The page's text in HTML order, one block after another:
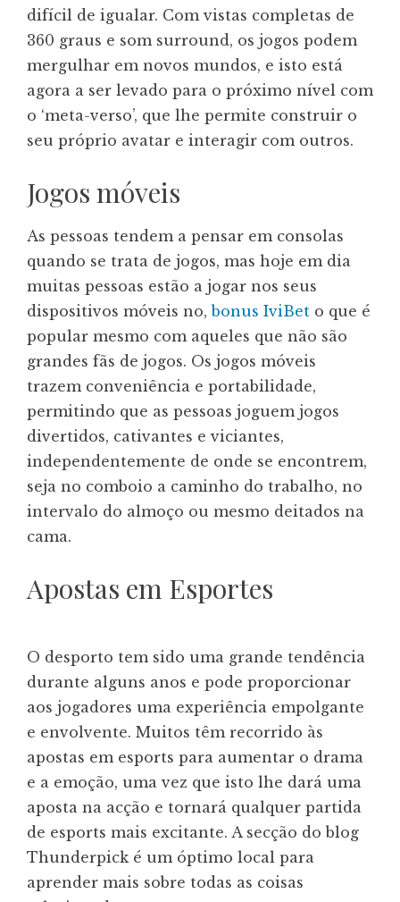
difícil de igualar. Com vistas completas de
360 graus e som surround, os jogos podem
mergulhar em novos mundos, e isto está
agora a ser levado para o próximo nível com
o ‘meta-verso’, que lhe permite construir o
seu próprio avatar e interagir com outros.
Jogos móveis
As pessoas tendem a pensar em consolas
quando se trata de jogos, mas hoje em dia
muitas pessoas estão a jogar nos seus
dispositivos móveis no,bonus IviBet o que é
popular mesmo com aqueles que não são
grandes fãs de jogos. Os jogos móveis
trazem conveniência e portabilidade,
permitindo que as pessoas joguem jogos
divertidos, cativantes e viciantes,
independentemente de onde se encontrem,
seja no comboio a caminho do trabalho, no
intervalo do almoço ou mesmo deitados na
cama.
Apostas em Esportes
O desporto tem sido uma grande tendência
durante alguns anos e pode proporcionar
aos jogadores uma experiência empolgante
e envolvente. Muitos têm recorrido às
apostas em esports para aumentar o drama
e a emoção, uma vez que isto lhe dará uma
aposta na acção e tornará qualquer partida
de esports mais excitante. A secção do blog
Thunderpick é um óptimo local para
aprender mais sobre todas as coisas